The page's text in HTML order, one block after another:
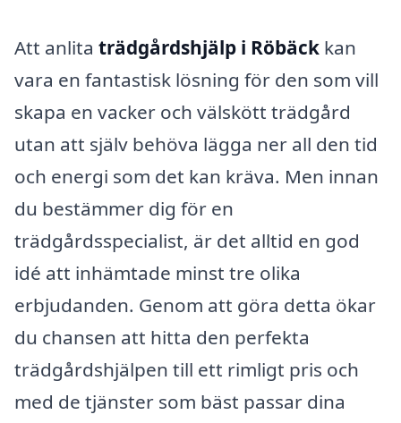
Att anlita trädgårdshjälp i Röbäck kan
vara en fantastisk lösning för den som vill
skapa en vacker och välskött trädgård
utan att själv behöva lägga ner all den tid
och energi som det kan kräva. Men innan
du bestämmer dig för en
trädgårdsspecialist, är det alltid en god
idé att inhämtade minst tre olika
erbjudanden. Genom att göra detta ökar
du chansen att hitta den perfekta
trädgårdshjälpen till ett rimligt pris och
med de tjänster som bäst passar dina